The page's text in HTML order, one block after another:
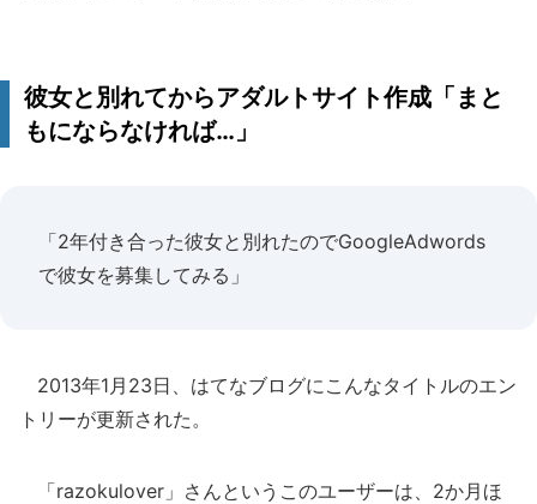
彼女と別れてからアダルトサイト作成「まと
もにならなければ…」
「2年付き合った彼女と別れたのでGoogleAdwords
で彼女を募集してみる」
2013年1月23日、はてなブログにこんなタイトルのエン
トリーが更新された。
「razokulover」さんというこのユーザーは、2か月ほ